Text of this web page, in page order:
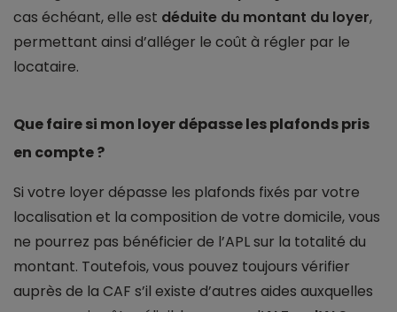
cas échéant, elle est déduite du montant du loyer,
permettant ainsi d’alléger le coût à régler par le
locataire.
Que faire si mon loyer dépasse les plafonds pris
en compte ?
Si votre loyer dépasse les plafonds fixés par votre
localisation et la composition de votre domicile, vous
ne pourrez pas bénéficier de l’APL sur la totalité du
montant. Toutefois, vous pouvez toujours vérifier
auprès de la CAF s’il existe d’autres aides auxquelles